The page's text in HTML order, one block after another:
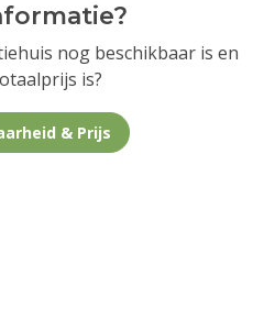
nog beschikbaar is en
is?
& Prijs